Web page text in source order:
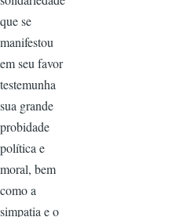
que se
manifestou
em seu favor
testemunha
sua grande
probidade
política e
moral, bem
como a
simpatia e o